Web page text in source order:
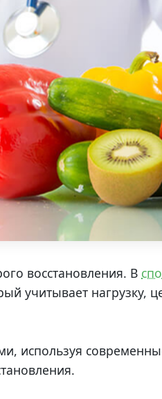
восстановления. В
учитывает нагрузку,
используя